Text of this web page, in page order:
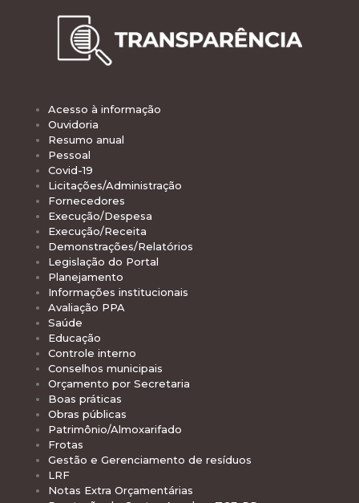
Acesso à informação
Ouvidoria
Resumo anual
Pessoal
Covid-19
Licitações/Administração
Fornecedores
Execução/Despesa
Execução/Receita
Demonstrações/Relatórios
Legislação do Portal
Planejamento
Informações institucionais
Avaliação PPA
Saúde
Educação
Controle interno
Conselhos municipais
Orçamento por Secretaria
Boas práticas
Obras públicas
Patrimônio/Almoxarifado
Frotas
Gestão e Gerenciamento de resíduos
LRF
Notas Extra Orçamentárias